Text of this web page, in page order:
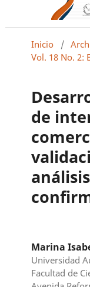
Inicio /
Vol. 18 No. 2:
de
Marina
Universidad
Facultad de